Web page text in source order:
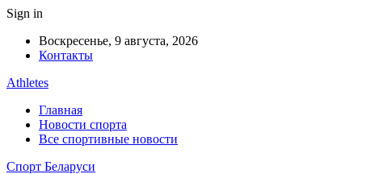
Sign in
Воскресенье, 9 августа, 2026
Контакты
Athletes
Главная
Новости спорта
Все спортивные новости
Спорт Беларуси